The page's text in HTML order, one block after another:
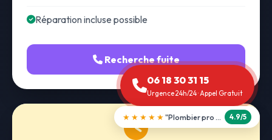
Réparation incluse possible
Recherche fuite
06 18 30 31 15
Urgence 24h/24 · Appel Gratuit
★★★★★ "Débouchage WC en 30 min" 5.0/5